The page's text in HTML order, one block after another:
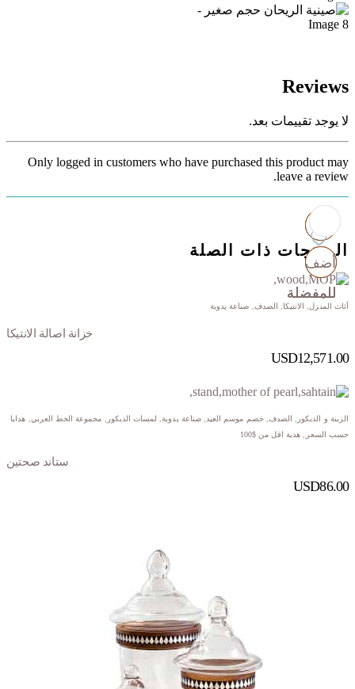
Reviews
لا يوجد تقييمات بعد.
Only logged in customers who have purchased this product may
leave a review.
المنتجات ذات الصلة
أضف
للمفضلة
أثاث المنزل الانتيكا الصدف صناعة يدوية
خزانة اصالة الانتيكا
USD12,571.00
أضف
للمفضلة
الزينة و الديكور الصدف ,خصم موسم العيد ,صناعة يدوية, لمسات الديكور مجموعة الخط العربي
هدايا
حسب السعر
هدية اقل من $100
ستاند صحتين
USD86.00
أضف
للمفضلة
أضف
للمفضلة